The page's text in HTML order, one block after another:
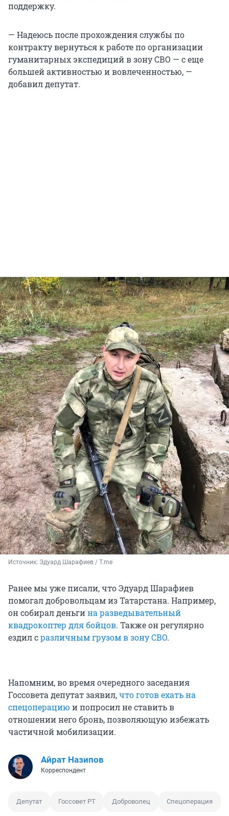
поддержку.
— Надеюсь после прохождения службы по
контракту вернуться к работе по организации
гуманитарных экспедиций в зону СВО — с еще
большей активностью и вовлеченностью, —
добавил депутат.
Источник: Эдуард Шарафиев / T.me
Ранее мы уже писали, что Эдуард Шарафиев
помогал добровольцам из Татарстана. Например,
он собирал деньгина разведывательный
квадрокоптер для бойцов. Также он регулярно
ездил сразличным грузом в зону СВО.
Напомним, во время очередного заседания
Госсовета депутат заявил,что готов ехать на
спецоперацию и попросил не ставить в
отношении него бронь, позволяющую избежать
частичной мобилизации.
Айрат Назипов
Корреспондент
Депутат Госсовет РТ Доброволец Спецоперация